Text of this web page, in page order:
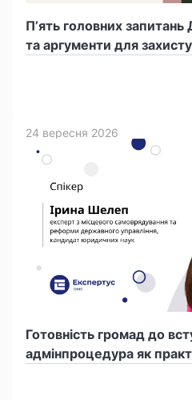
П’ять головних
та аргументи для захисту
Готовність громад до
адмінпроцедура як
24 вересня 2026